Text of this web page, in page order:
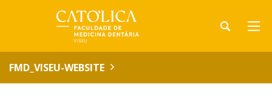
FMD_VISEU-WEBSITE